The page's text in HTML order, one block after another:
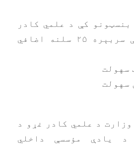
کې د علمي کادر
غړو د جذب لایحې سربېره ۲۵ سلنه اضافي
سهولت
سهولت
د علمي کادر غړو د
د یادې مؤسسې داخلي